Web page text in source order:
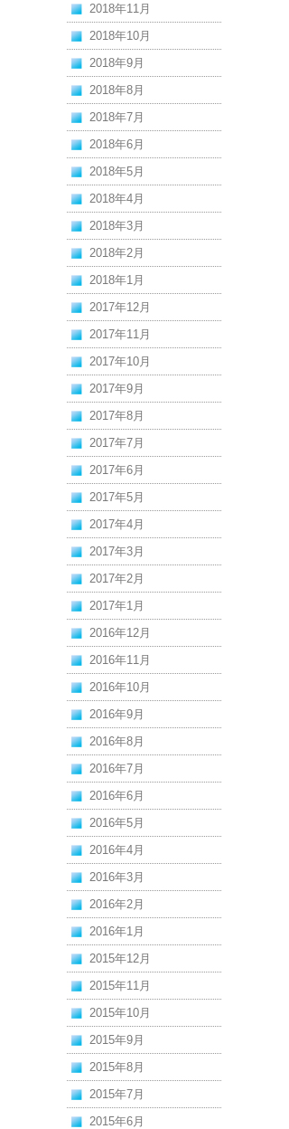
2018年11月
2018年10月
2018年9月
2018年8月
2018年7月
2018年6月
2018年5月
2018年4月
2018年3月
2018年2月
2018年1月
2017年12月
2017年11月
2017年10月
2017年9月
2017年8月
2017年7月
2017年6月
2017年5月
2017年4月
2017年3月
2017年2月
2017年1月
2016年12月
2016年11月
2016年10月
2016年9月
2016年8月
2016年7月
2016年6月
2016年5月
2016年4月
2016年3月
2016年2月
2016年1月
2015年12月
2015年11月
2015年10月
2015年9月
2015年8月
2015年7月
2015年6月